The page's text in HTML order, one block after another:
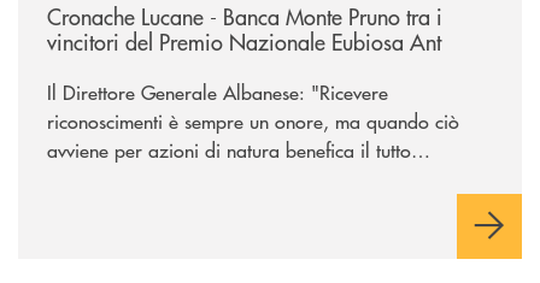
Cronache Lucane - Banca Monte Pruno tra i
vincitori del Premio Nazionale Eubiosa Ant
Il Direttore Generale Albanese: "Ricevere
riconoscimenti è sempre un onore, ma quando ciò
avviene per azioni di natura benefica il tutto